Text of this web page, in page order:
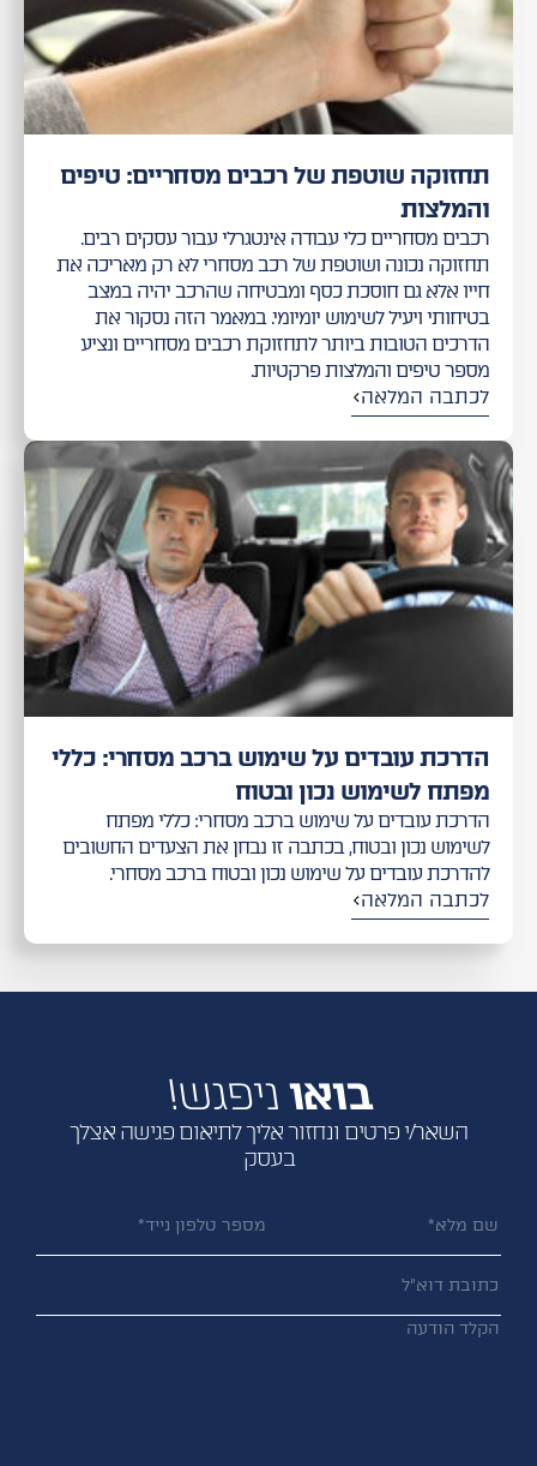
תחזוקה שוטפת של רכבים מסחריים: טיפים
והמלצות
רכבים מסחריים כלי עבודה אינטגרלי עבור עסקים רבים.
תחזוקה נכונה ושוטפת של רכב מסחרי לא רק מאריכה את
חייו אלא גם חוסכת כסף ומבטיחה שהרכב יהיה במצב
בטיחותי ויעיל לשימוש יומיומי. במאמר הזה נסקור את
הדרכים הטובות ביותר לתחזוקת רכבים מסחריים ונציע
מספר טיפים והמלצות פרקטיות.
לכתבה המלאה
הדרכת עובדים על שימוש ברכב מסחרי: כללי
מפתח לשימוש נכון ובטוח
הדרכת עובדים על שימוש ברכב מסחרי: כללי מפתח
לשימוש נכון ובטוח, בכתבה זו נבחן את הצעדים החשובים
להדרכת עובדים על שימוש נכון ובטוח ברכב מסחרי.
לכתבה המלאה
בואוניפגש!
השאר/י פרטים ונחזור אליך לתיאום פגישה אצלך
בעסק